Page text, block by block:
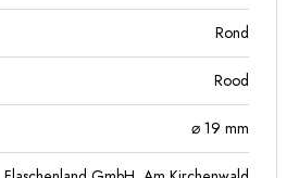
Rond
Rood
⌀ 19 mm